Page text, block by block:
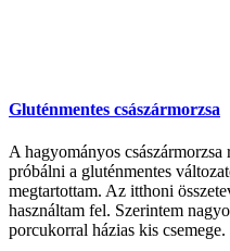
Gluténmentes császármorzsa
A hagyományos
próbálni a gluténmentes
megtartottam. Az itthoni
használtam fel. Szerintem
porcukorral házias kis